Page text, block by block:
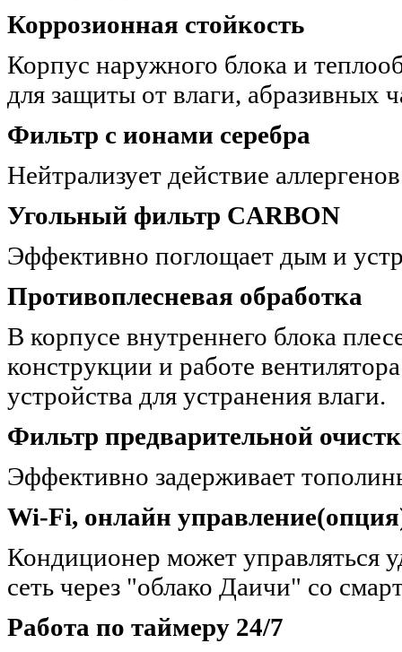
Коррозионная стойкость
Корпус наружного блока и
для защиты от влаги, абразивных
Фильтр с ионами серебра
Нейтрализует действие
Угольный фильтр CARBON
Эффективно поглощает дым и
Противоплесневая обработка
В корпусе внутреннего блока
конструкции и работе
устройства для устранения влаги.
Фильтр предварительной
Эффективно задерживает
Wi-Fi, онлайн
Кондиционер может управляться
сеть через "облако Даичи" со
Работа по таймеру 24/7